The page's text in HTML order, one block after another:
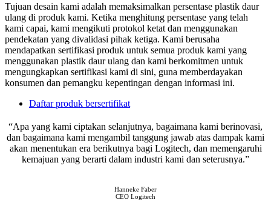
Tujuan desain kami adalah memaksimalkan persentase plastik daur
ulang di produk kami. Ketika menghitung persentase yang telah
kami capai, kami mengikuti protokol ketat dan menggunakan
pendekatan yang divalidasi pihak ketiga. Kami berusaha
mendapatkan sertifikasi produk untuk semua produk kami yang
menggunakan plastik daur ulang dan kami berkomitmen untuk
mengungkapkan sertifikasi kami di sini, guna memberdayakan
konsumen dan pemangku kepentingan dengan informasi ini.
Daftar produk bersertifikat
“Apa yang kami ciptakan selanjutnya, bagaimana kami berinovasi,
dan bagaimana kami mengambil tanggung jawab atas dampak kami
akan menentukan era berikutnya bagi Logitech, dan memengaruhi
kemajuan yang berarti dalam industri kami dan seterusnya.”
Hanneke Faber
CEO Logitech